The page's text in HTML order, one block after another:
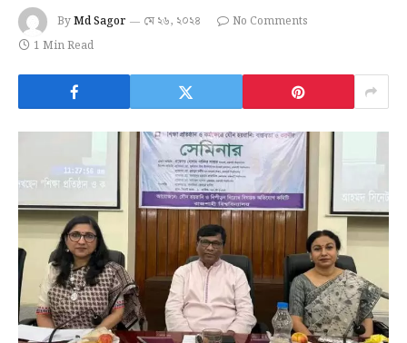
ByMd Sagor মে ২৬, ২০২৪
No Comments
1 Min Read